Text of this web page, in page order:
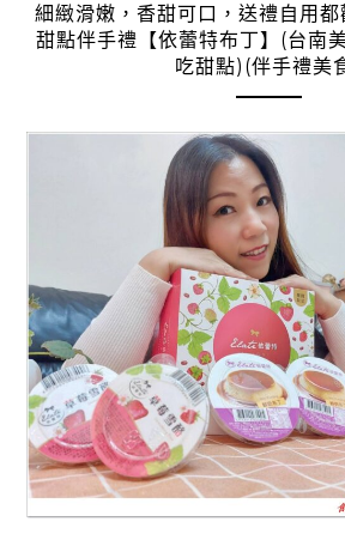
細緻滑嫩，香甜可口，送禮自用
甜點伴手禮【依蕾特布丁】(台南
吃甜點)(伴手禮美